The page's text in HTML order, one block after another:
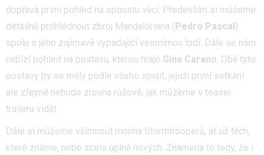
dopřává první pohled na spoustu věcí. Především si můžeme
detailně prohlédnout zbroj Mandaloriana ( Pedro Pascal )
spolu s jeho zajímavě vypadající vesmírnou lodí. Dále se nám
nabízí pohled na postavu, kterou hraje Gina Carano. Obě tyto
postavy by se měly podle všeho spojit, jejich první setkání
ale zřejmě nebude zrovna růžové, jak můžeme v teaser
traileru vidět.
Dále si můžeme všimnout mnoha Stormtrooperů, ať už těch,
které známe, nebo zcela úplně nových. Znamená to tedy, že i